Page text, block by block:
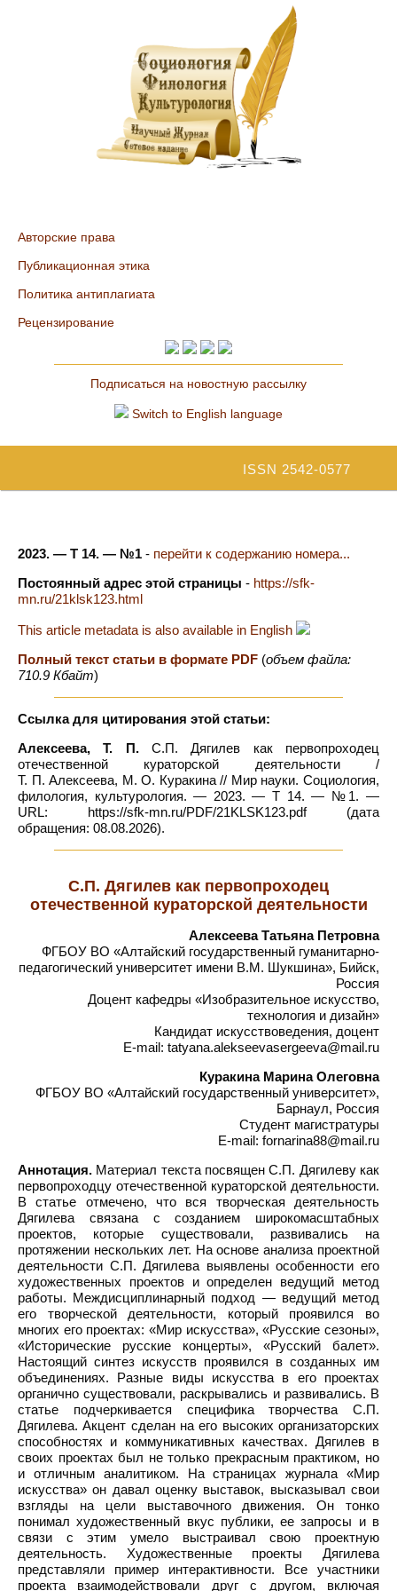
Авторские права
Публикационная этика
Политика антиплагиата
Рецензирование
Подписаться на новостную рассылку
Switch to English language
ISSN 2542-0577
2023. — Т 14. — №1 - перейти к содержанию номера...
Постоянный адрес этой страницы - https://sfk-
mn.ru/21klsk123.html
This article metadata is also available in English
Полный текст статьи в формате PDF (объем файла:
710.9 Кбайт)
Ссылка для цитирования этой статьи:
Алексеева, Т. П.С.П. Дягилев как первопроходец
отечественной кураторской деятельности /
Т. П. Алексеева, М. О. Куракина // Мир науки. Социология,
филология, культурология. — 2023. — Т 14. — №1. —
URL: https://sfk-mn.ru/PDF/21KLSK123.pdf (дата
обращения: 08.08.2026).
С.П. Дягилев как первопроходец
отечественной кураторской деятельности
Алексеева Татьяна Петровна
ФГБОУ ВО «Алтайский государственный гуманитарно-
педагогический университет имени В.М. Шукшина», Бийск,
Россия
Доцент кафедры «Изобразительное искусство,
технология и дизайн»
Кандидат искусствоведения, доцент
E-mail: tatyana.alekseevasergeeva@mail.ru
Куракина Марина Олеговна
ФГБОУ ВО «Алтайский государственный университет»,
Барнаул, Россия
Студент магистратуры
E-mail: fornarina88@mail.ru
Аннотация. Материал текста посвящен С.П. Дягилеву как
первопроходцу отечественной кураторской деятельности.
В статье отмечено, что вся творческая деятельность
Дягилева связана с созданием широкомасштабных
проектов, которые существовали, развивались на
протяжении нескольких лет. На основе анализа проектной
деятельности С.П. Дягилева выявлены особенности его
художественных проектов и определен ведущий метод
работы. Междисциплинарный подход — ведущий метод
его творческой деятельности, который проявился во
многих его проектах: «Мир искусства», «Русские сезоны»,
«Исторические русские концерты», «Русский балет».
Настоящий синтез искусств проявился в созданных им
объединениях. Разные виды искусства в его проектах
органично существовали, раскрывались и развивались. В
статье подчеркивается специфика творчества С.П.
Дягилева. Акцент сделан на его высоких организаторских
способностях и коммуникативных качествах. Дягилев в
своих проектах был не только прекрасным практиком, но
и отличным аналитиком. На страницах журнала «Мир
искусства» он давал оценку выставок, высказывал свои
взгляды на цели выставочного движения. Он тонко
понимал художественный вкус публики, ее запросы и в
связи с этим умело выстраивал свою проектную
деятельность. Художественные проекты Дягилева
представляли пример интерактивности. Все участники
проекта взаимодействовали друг с другом, включая